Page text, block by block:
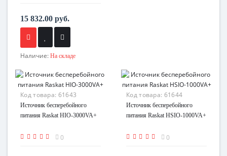
15 832.00 руб.
Наличие: На складе
Код товара: 61643
Источник бесперебойного
питания Raskat HIO-3000VA+
0
Код товара: 61644
Источник бесперебойного
питания Raskat HSIO-1000VA+
0